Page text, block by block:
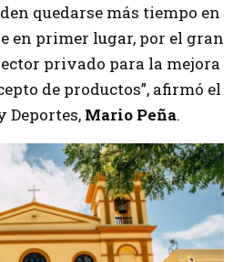
quedarse más tiempo en
en primer lugar, por el gran
privado para la mejora
de productos”, afirmó el
Deportes, Mario Peña.